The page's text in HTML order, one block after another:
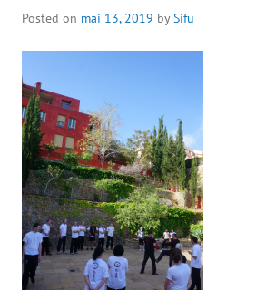
Posted on mai 13, 2019 bySifu